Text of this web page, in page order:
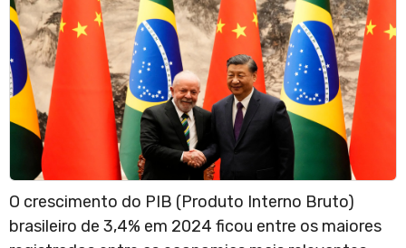
O crescimento do PIB (Produto Interno Bruto)
brasileiro de 3,4% em 2024 ficou entre os maiores